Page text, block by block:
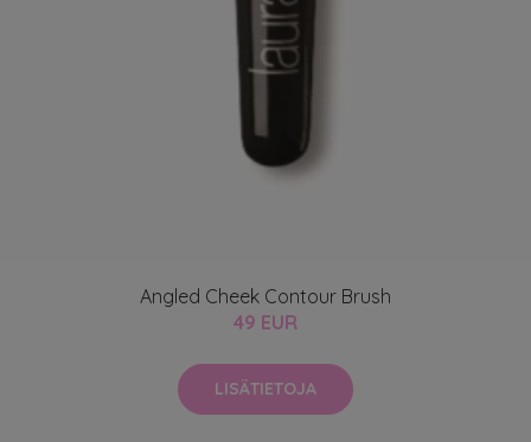
Angled Cheek Contour Brush
49 EUR
LISÄTIETOJA